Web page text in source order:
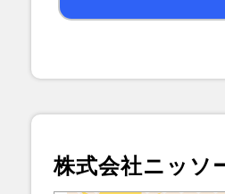
株式会社ニッソ